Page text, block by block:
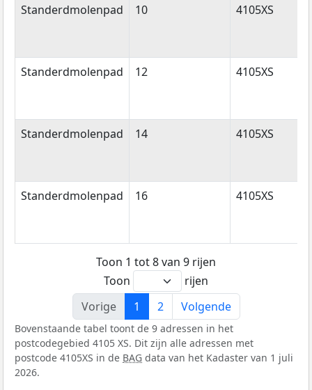
Standerdmolenpad 10 4105XS
Standerdmolenpad 12 4105XS
Standerdmolenpad 14 4105XS
Standerdmolenpad 16 4105XS
Toon 1 tot 8 van 9 rijen
Toon
rijen
Vorige
1 2 Volgende
Bovenstaande tabel toont de 9 adressen in het
postcodegebied 4105 XS. Dit zijn alle adressen met
postcode 4105XS in de BAG data van het Kadaster van 1 juli
2026.